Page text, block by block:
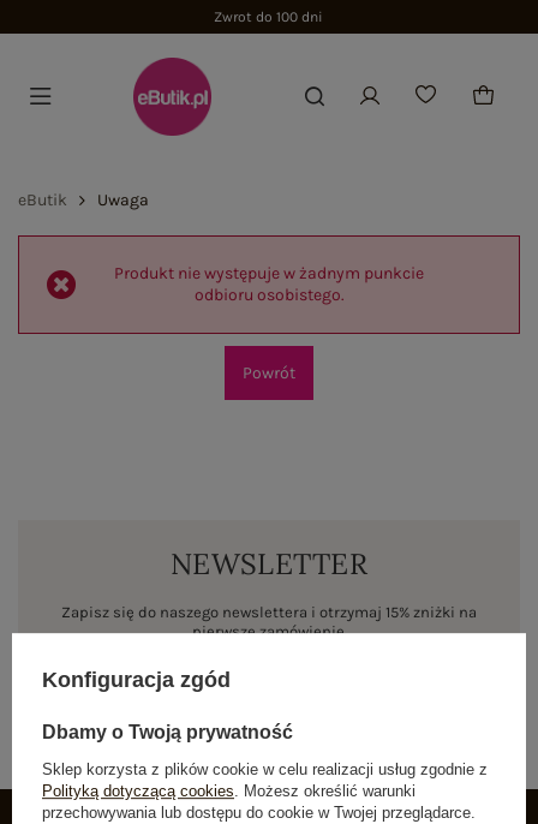
Zwrot do 100 dni
eButik Uwaga
Produkt nie występuje w żadnym punkcie
odbioru osobistego.
Powrót
NEWSLETTER
Zapisz się do naszego newslettera i otrzymaj 15% zniżki na
pierwsze zamówienie
Konfiguracja zgód
Dbamy o Twoją prywatność
Sklep korzysta z plików cookie w celu realizacji usług zgodnie z
Polityką dotyczącą cookies. Możesz określić warunki
przechowywania lub dostępu do cookie w Twojej przeglądarce.